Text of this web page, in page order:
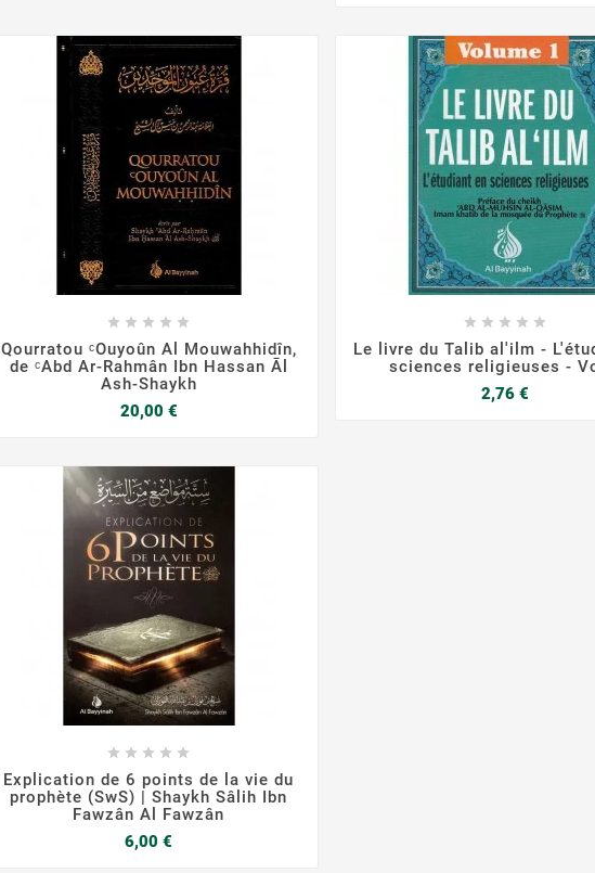
 
    
Qourratou ᶜOuyoûn Al Mouwahhidîn,
de ᶜAbd Ar-Rahmân Ibn Hassan Āl
Ash-Shaykh
20,00 €Prix
 
    
Le livre du Talib al'ilm -
sciences religieuses -
2,76 €
 
    
Explication de 6 points de la vie du
prophète (SwS) | Shaykh Sâlih Ibn
Fawzân Al Fawzân
6,00 €